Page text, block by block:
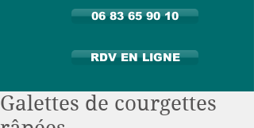
06 83 65 90 10
RDV EN LIGNE
Galettes de courgettes